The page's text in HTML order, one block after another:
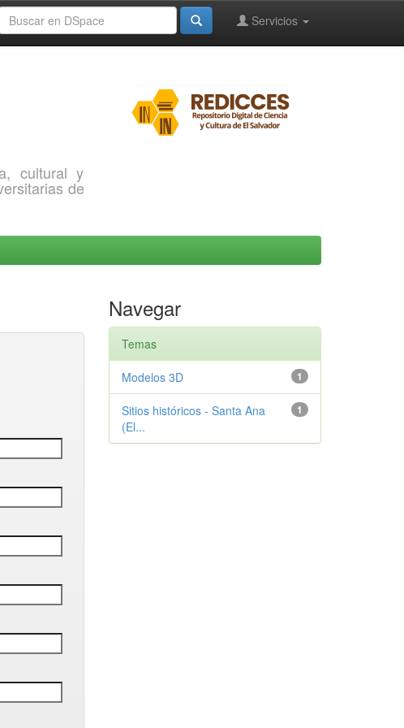
Servicios
cultural y
de
Navegar
Temas
1
Modelos 3D
1
Sitios históricos - Santa Ana
(El...